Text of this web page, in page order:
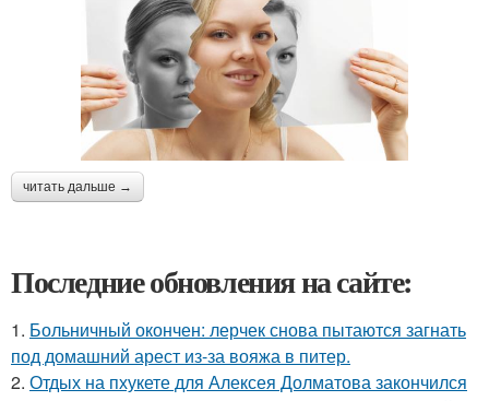
читать дальше →
Последние обновления на сайте:
1. Больничный окончен: лерчек снова пытаются загнать
под домашний арест из-за вояжа в питер.
2. Отдых на пхукете для Алексея Долматова закончился